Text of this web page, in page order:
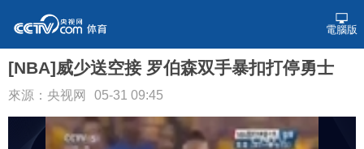
電腦版
[NBA]威少送空接 罗伯森双手暴扣打停勇士
來源：央视网 05-31 09:45